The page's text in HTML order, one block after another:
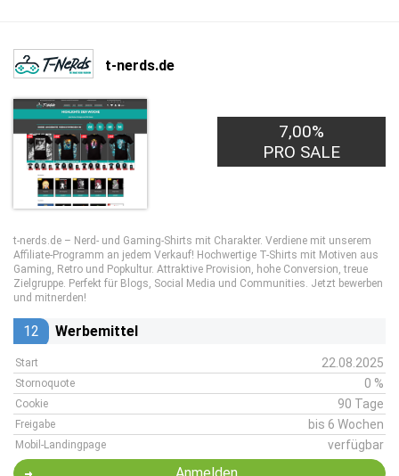
t-nerds.de
7,00%
PRO SALE
t-nerds.de – Nerd- und Gaming-Shirts mit Charakter. Verdiene mit unserem
Affiliate-Programm an jedem Verkauf! Hochwertige T-Shirts mit Motiven aus
Gaming, Retro und Popkultur. Attraktive Provision, hohe Conversion, treue
Zielgruppe. Perfekt für Blogs, Social Media und Communities. Jetzt bewerben
und mitnerden!
12 Werbemittel
Start 22.08.2025
Stornoquote 0 %
Cookie 90 Tage
Freigabe bis 6 Wochen
Mobil-Landingpage verfügbar